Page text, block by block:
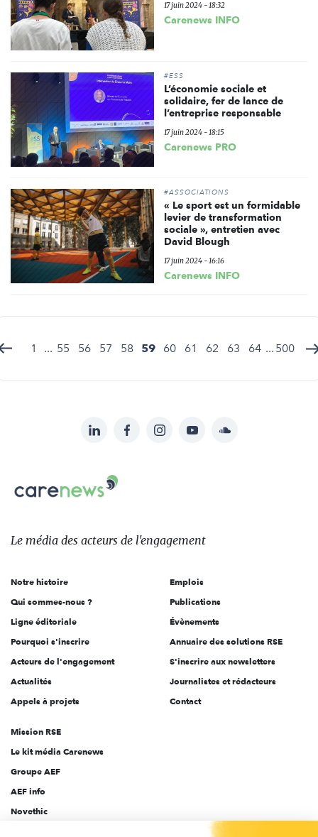
17 juin 2024 - 18:32
Carenews INFO
#ESS
L’économie sociale et
solidaire, fer de lance de
l’entreprise responsable
17 juin 2024 - 18:15
Carenews PRO
#ASSOCIATIONS
« Le sport est un formidable
levier de transformation
sociale », entretien avec
David Blough
17 juin 2024 - 16:16
Carenews INFO
1 ... 55 56 57 58 59 60 61 62 63 64 ... 500
sur:
LinkedInFacebookInstagramYouTubeSoundcloud
Carenews,
Le
des
l'engagement
Le média des acteurs de l'engagement
Notre histoire
Qui sommes-nous ?
Ligne éditoriale
Pourquoi s'inscrire
Acteurs de l'engagement
Actualités
Appels à projets
Emplois
Publications
Évènements
Annuaire des solutions RSE
S'inscrire aux newsletters
Journalistes et rédacteurs
Contact
Mission RSE
Le kit média Carenews
Groupe AEF
AEF info
Novethic